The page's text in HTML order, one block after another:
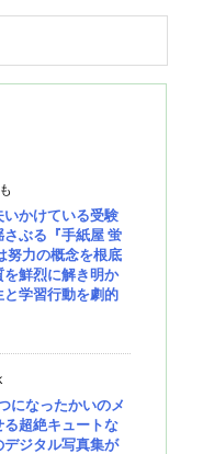
かけている受験
ぶる『手紙屋 蛍
努力の概念を根底
鮮烈に解き明か
学習行動を劇的
になったかいのメ
超絶キュートな
ジタル写真集が